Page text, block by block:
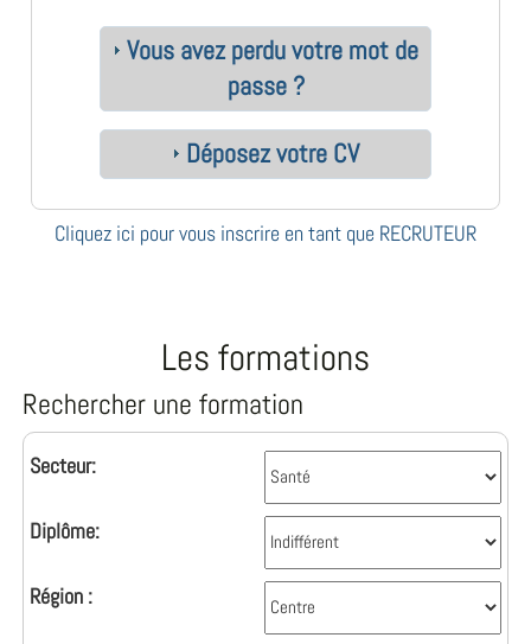
Vous avez perdu votre mot de
passe ?
Déposez votre CV
Cliquez ici pour vous inscrire en tant que RECRUTEUR
Les formations
Rechercher une formation
Secteur:
Diplôme:
Région :